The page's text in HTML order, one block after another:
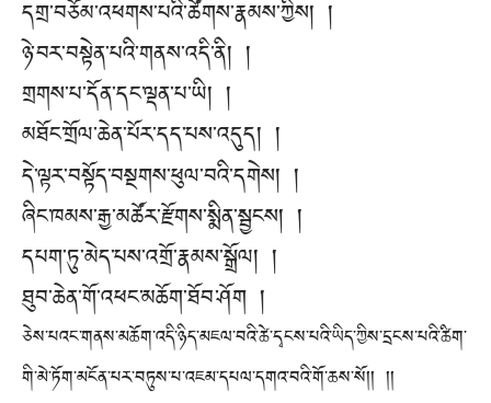
དགྲ་བཅོམ་འཕགས་པའི་ཚོགས་རྣམས་ཀྱིས། །
ཉེ་བར་བསྟེན་པའི་གནས་འདི་ནི། །
གྲགས་པ་དོན་དང་ལྡན་པ་ཡི། །
མཐོང་གྲོལ་ཆེན་པོར་དད་པས་འདུད། །
དེ་ལྟར་བསྟོད་བསྔགས་ཕུལ་བའི་དགེས། །
ཞིང་ཁམས་རྒྱ་མཚོར་རྫོགས་སྨིན་སྦྱངས། །
དཔག་ཏུ་མེད་པས་འགྲོ་རྣམས་སྒྲོལ། །
ཐུབ་ཆེན་གོ་འཕང་མཆོག་ཐོབ་ཤོག །
ཅེས་པའང་གནས་མཆོག་འདི་ཉིད་མཇལ་བའི་ཚེ་དྭངས་པའི་ཡིད་ཀྱིས་དྲངས་པའི་ཚིག་
གི་མེ་ཏོག་མངོན་པར་བཏུས་པ་འཇམ་དཔལ་དགའ་བའི་གོ་ཆས་སོ།། །།